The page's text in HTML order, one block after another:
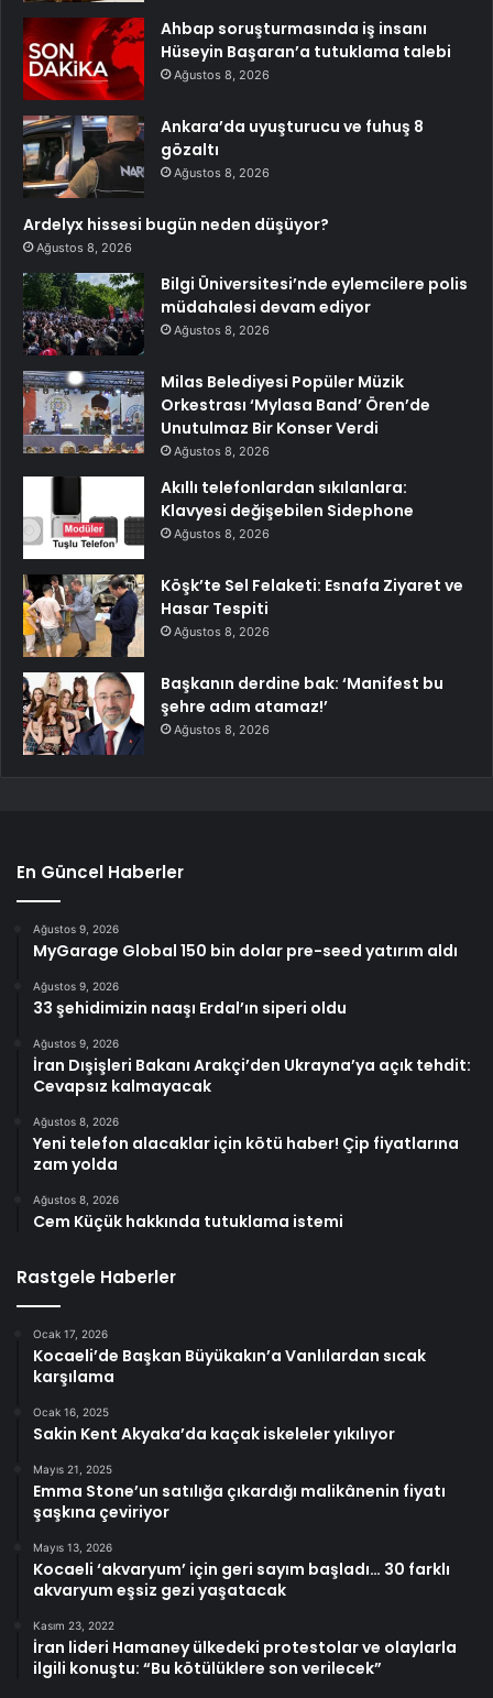
Ahbap soruşturmasında iş insanı
Hüseyin Başaran’a tutuklama talebi
Ağustos 8, 2026
Ankara’da uyuşturucu ve fuhuş 8
gözaltı
Ağustos 8, 2026
Ardelyx hissesi bugün neden düşüyor?
Ağustos 8, 2026
Bilgi Üniversitesi’nde eylemcilere polis
müdahalesi devam ediyor
Ağustos 8, 2026
Milas Belediyesi Popüler Müzik
Orkestrası ‘Mylasa Band’ Ören’de
Unutulmaz Bir Konser Verdi
Ağustos 8, 2026
Akıllı telefonlardan sıkılanlara:
Klavyesi değişebilen Sidephone
Ağustos 8, 2026
Köşk’te Sel Felaketi: Esnafa Ziyaret ve
Hasar Tespiti
Ağustos 8, 2026
Başkanın derdine bak: ‘Manifest bu
şehre adım atamaz!’
Ağustos 8, 2026
En Güncel Haberler
Ağustos 9, 2026
MyGarage Global 150 bin dolar pre-seed yatırım aldı
Ağustos 9, 2026
33 şehidimizin naaşı Erdal’ın siperi oldu
Ağustos 9, 2026
İran Dışişleri Bakanı Arakçi’den Ukrayna’ya açık tehdit:
Cevapsız kalmayacak
Ağustos 8, 2026
Yeni telefon alacaklar için kötü haber! Çip fiyatlarına
zam yolda
Ağustos 8, 2026
Cem Küçük hakkında tutuklama istemi
Rastgele Haberler
Ocak 17, 2026
Kocaeli’de Başkan Büyükakın’a Vanlılardan sıcak
karşılama
Ocak 16, 2025
Sakin Kent Akyaka’da kaçak iskeleler yıkılıyor
Mayıs 21, 2025
Emma Stone’un satılığa çıkardığı malikânenin fiyatı
şaşkına çeviriyor
Mayıs 13, 2026
Kocaeli ‘akvaryum’ için geri sayım başladı… 30 farklı
akvaryum eşsiz gezi yaşatacak
Kasım 23, 2022
İran lideri Hamaney ülkedeki protestolar ve olaylarla
ilgili konuştu: “Bu kötülüklere son verilecek”